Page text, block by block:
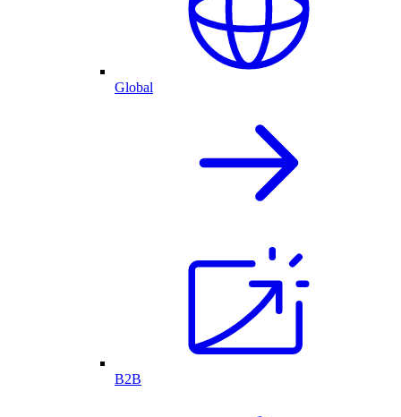
Global
B2B